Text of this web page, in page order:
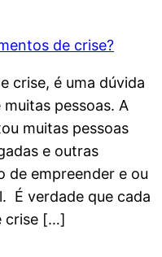
de crise?
crise, é uma dúvida
pessoas. A
muitas pessoas
e outras
de empreender e ou
É verdade que cada
crise […]